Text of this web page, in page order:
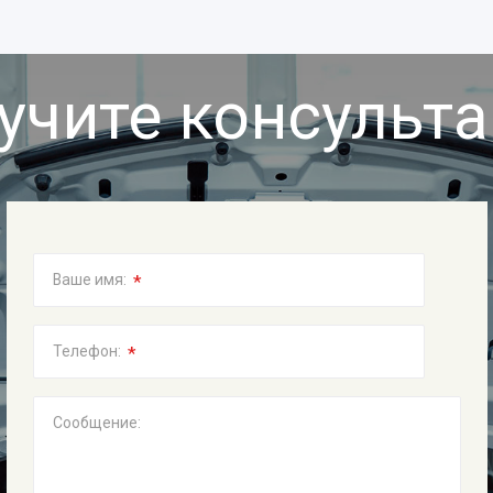
Ваше имя: *
Телефон: *
Сообщение: